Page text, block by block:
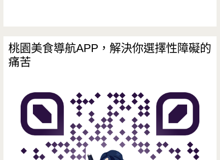
桃園美食導航APP，解決你選擇性障礙的
痛苦